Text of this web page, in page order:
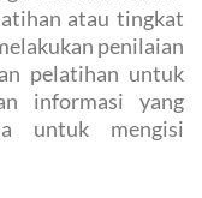
atau tingkat
penilaian
pelatihan untuk
informasi yang
untuk mengisi